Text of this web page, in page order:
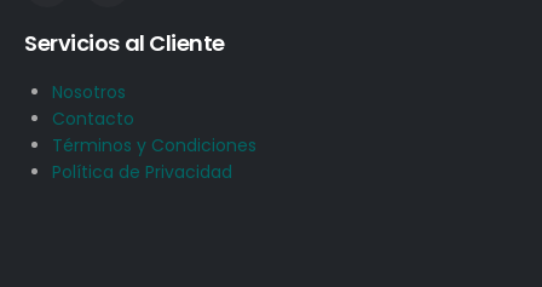
Servicios al Cliente
Nosotros
Contacto
Términos y Condiciones
Política de Privacidad